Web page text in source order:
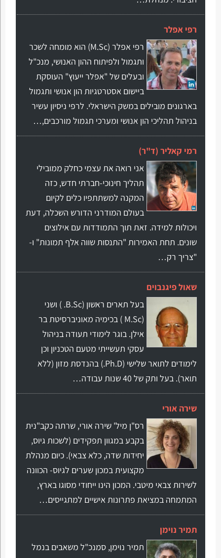
רפי אפלר
רפי אפלר (M.Sc) הוא מומחה לשכר
ותגמול ולפיתוח ההון האנושי, מנכ"ל
ובעלים של "אפלר ייעוץ" העוסקת
ביישום אסטרטגיות הון אנושי ותגמול
בארגונים מובילים במשק הישראלי. לרפי ניסיון עשיר
בניהול תהליכי הון אנושי ומערכי תגמול מורכבים,…
רמי קאליר (ד"ר)
אני רואה את עצמי כחלק ממובילי
תהליך חינוכי-חברתי חדש, כזה
המקנה למשתתפיו כלים לקיום
בעולם המודרני הדורש השכלה, דעת
ויכולות למידה. זאת תוך התמודדות עם אילוצים
שונים. תחת האמירות "התנסות שווה אלף תמונות" ו-
"צריך רק…
שאול פיגנבוים
בעל תארים ראשון (B.Sc. ) ושני
(M.Sc ) בכימיה מאוניברסיטת בר
אילן. בוגר לימודי תעודה בניהול
עסקי תעשייתי מטעם הטכניון וכן
לימודים לתואר שלישי (Ph.D.) בהנדסת מזון (ללא
תואר). בעל ותק של 40 שנות עבודה…
שירה אורי
רס"ן מיל' שירה אורי, שרתה כקב"נית
בקבע במגוון תפקידים (לשכות גיוס,
יחידות שדה, כלא צבאי). כיום מנהלת
מקצועית במכון שערים לגיוס- הכוונה
לשירות צבאי מיטבי. המכון הינו ייחודי מסוגו בארץ,
המתמחה במציאת פתרונות אישיים למתגייסים…
תמיר נוימן
תמיר נוימן, סמנכ"ל משאבים בנמל